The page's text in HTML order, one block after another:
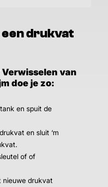
drukvat
van
doe je zo:
en spuit de
en sluit ‘m
of of
nieuwe drukvat